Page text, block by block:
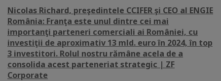
Nicolas Richard, preşedintele CCIFER şi CEO al ENGIE
România: Franţa este unul dintre cei mai
importanţi parteneri comerciali ai României, cu
investiţii de aproximativ 13 mld. euro în 2024, în top
3 investitori. Rolul nostru rămâne acela de a
consolida acest parteneriat strategic | ZF
Corporate